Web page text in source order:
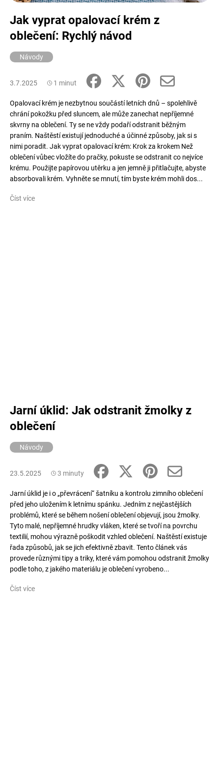
Jak vyprat opalovací krém z
oblečení: Rychlý návod
Návody
3.7.2025 1 minut
Opalovací krém je nezbytnou součástí letních dnů – spolehlivě
chrání pokožku před sluncem, ale může zanechat nepříjemné
skvrny na oblečení. Ty se ne vždy podaří odstranit běžným
praním. Naštěstí existují jednoduché a účinné způsoby, jak si s
nimi poradit. Jak vyprat opalovací krém: Krok za krokem Než
oblečení vůbec vložíte do pračky, pokuste se odstranit co nejvíce
krému. Použijte papírovou utěrku a jen jemně ji přitlačujte, abyste
absorbovali krém. Vyhněte se mnutí, tím byste krém mohli dos...
Číst více
Jarní úklid: Jak odstranit žmolky z
oblečení
Návody
23.5.2025 3 minuty
Jarní úklid je i o „převrácení“ šatníku a kontrolu zimního oblečení
před jeho uložením k letnímu spánku. Jedním z nejčastějších
problémů, které se během nošení oblečení objevují, jsou žmolky.
Tyto malé, nepříjemné hrudky vláken, které se tvoří na povrchu
textilií, mohou výrazně poškodit vzhled oblečení. Naštěstí existuje
řada způsobů, jak se jich efektivně zbavit. Tento článek vás
provede různými tipy a triky, které vám pomohou odstranit žmolky
podle toho, z jakého materiálu je oblečení vyrobeno...
Číst více
a
j
í
t
?
HLEDAT
D
o
p
r